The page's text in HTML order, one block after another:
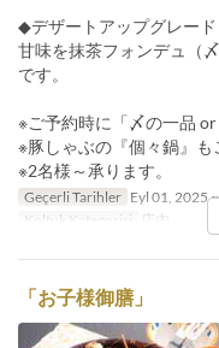
◆デザートアップグレード
甘味を抹茶フォンデュ（
です。
※ご予約時に「〆の一品 or
※豚しゃぶの『個々鍋』
※2名様～承ります。
Geçerli Tarihler Eyl 01, 2025 ~
Koltuk Kategorisi
店内
「お子様御膳」